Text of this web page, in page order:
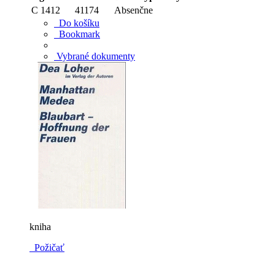
C 1412
41174
Absenčne
Do košíku
Bookmark
Vybrané dokumenty
kniha
Požičať